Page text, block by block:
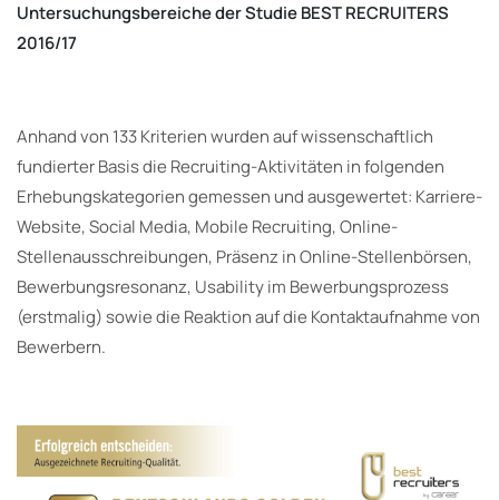
Untersuchungsbereiche der Studie BEST RECRUITERS
2016/17
Anhand von 133 Kriterien wurden auf wissenschaftlich
fundierter Basis die Recruiting-Aktivitäten in folgenden
Erhebungskategorien gemessen und ausgewertet: Karriere-
Website, Social Media, Mobile Recruiting, Online-
Stellenausschreibungen, Präsenz in Online-Stellenbörsen,
Bewerbungsresonanz, Usability im Bewerbungsprozess
(erstmalig) sowie die Reaktion auf die Kontaktaufnahme von
Bewerbern.